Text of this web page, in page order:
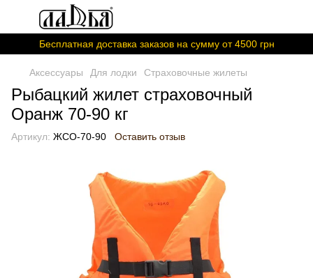
Бесплатная доставка заказов на сумму от 4500 грн
Аксессуары Для лодки Страховочные жилеты
Рыбацкий жилет страховочный
Оранж 70-90 кг
Артикул: ЖСО-70-90 Оставить отзыв